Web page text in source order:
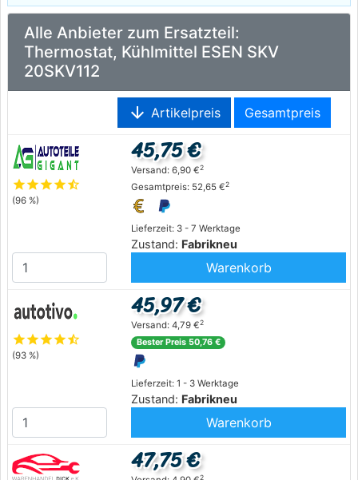
Alle Anbieter zum Ersatzteil:
Thermostat, Kühlmittel ESEN SKV
20SKV112
arrow_downward Artikelpreis Gesamtpreis
starstarstarstarstar_half
(96 %)
Lieferzeit: 3 - 7 Werktage
Zustand: Fabrikneu
45,75 €
Versand: 6,90 €2
Gesamtpreis: 52,65 €2
Warenkorb
starstarstarstarstar_half
(93 %)
Lieferzeit: 1 - 3 Werktage
Zustand: Fabrikneu
45,97 €
Versand: 4,79 €2
Bester Preis 50,76 €
Warenkorb
47,75 €
2